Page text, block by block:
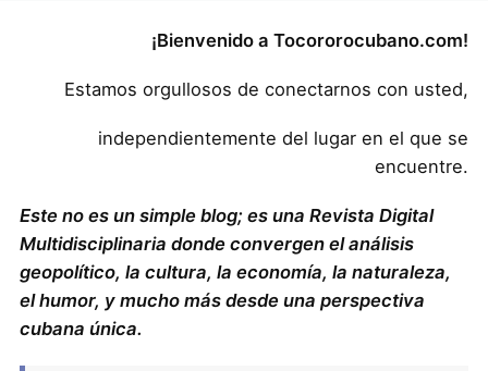
¡Bienvenido a Tocororocubano.com!
Estamos orgullosos de conectarnos con usted,
independientemente del lugar en el que se
encuentre.
Este no es un simple blog; es una Revista Digital
Multidisciplinaria donde convergen el análisis
geopolítico, la cultura, la economía, la naturaleza,
el humor, y mucho más desde una perspectiva
cubana única.